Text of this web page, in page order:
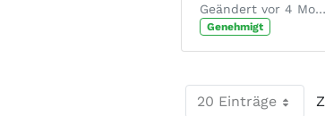
Geändert vor 4 Monaten von Chantal Josten.
Genehmigt
20 Einträge